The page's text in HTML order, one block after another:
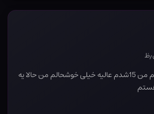
وای خیلی خوشحالم من 15شدم عالیه خیلی خوشحالم من حالا یه